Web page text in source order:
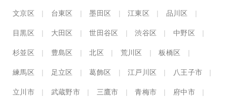
文京区 台東区 墨田区 江東区 品川区
目黒区 大田区 世田谷区 渋谷区 中野区
杉並区 豊島区 北区 荒川区 板橋区
練馬区 足立区 葛飾区 江戸川区 八王子市
立川市 武蔵野市 三鷹市 青梅市 府中市